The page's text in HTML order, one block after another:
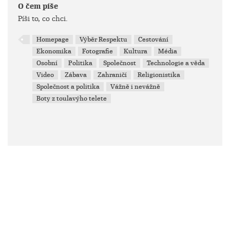
O čem píše
Píši to, co chci.
Homepage Výběr Respektu
Cestování
Ekonomika
Fotografie Kultura
Média
Osobní
Politika Společnost
Technologie a věda
Video
Zábava Zahraničí
Religionistika
Společnost a politika
Vážně i nevážně
Boty z toulavýho telete